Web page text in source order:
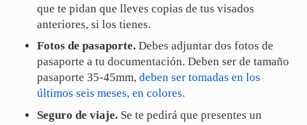
que te pidan que lleves copias de tus visados
anteriores, si los tienes.
Fotos de pasaporte.Debes adjuntar dos fotos de
pasaporte a tu documentación. Deben ser de tamaño
pasaporte 35-45mm,deben ser tomadas en los
últimos seis meses, en colores.
Seguro de viaje. Se te pedirá que presentes un